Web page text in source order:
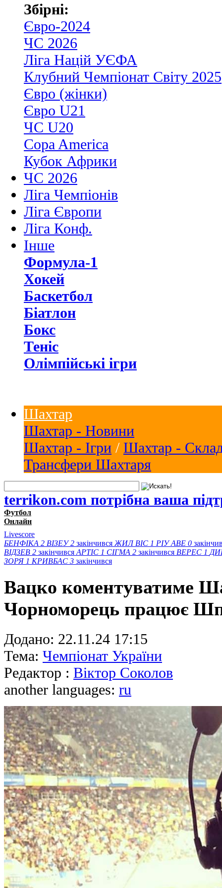
Збірні:
Євро-2024
ЧС 2026
Ліга Націй УЄФА
Клубний Чемпіонат Світу 2025
Євро (жінки)
Євро U21
ЧС U20
Copa America
Кубок Африки
ЧС 2026
Ліга Чемпіонів
Ліга Європи
Ліга Конф.
Інше
Формула-1
Хокей
Баскетбол
Біатлон
Бокс
Теніс
Олімпійські ігри
Шахтар
Шахтар - Новини
Шахтар - Ігри / Шахтар -
Трансфери Шахтаря
terrikon.com потрібна ваша
Футбол
Онлайн
Livescore
БЕНФІКА 2 ВІЗЕУ 2 закінчився ЖИЛ ВІС 1 РІУ АВЕ 0
ВІДЗЕВ 2 закінчився АРТІС 1 СІГМА 2 закінчився ВЕРЕС 1
ЗОРЯ 1 КРИВБАС 3 закінчився
Вацко коментуватиме
Чорноморець працює
Додано: 22.11.24 17:15
Тема: Чемпіонат України
Редактор : Віктор Соколов
another languages: ru